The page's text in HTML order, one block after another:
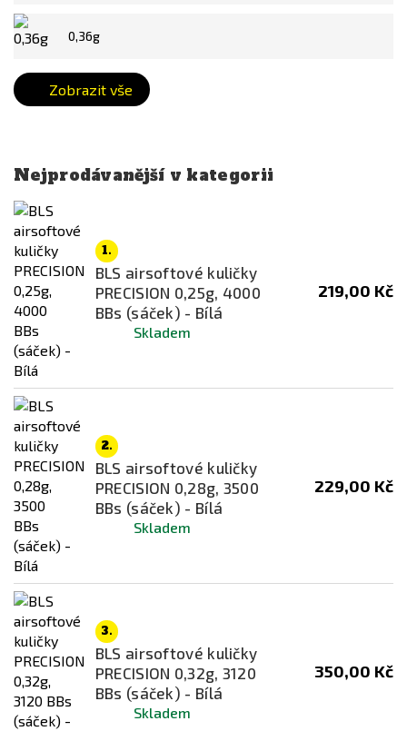
Zelená
Cena za 1 BB
0,36g
Zobrazit vše
Nejprodávanější v kategorii
1.
BLS airsoftové kuličky
PRECISION 0,25g, 4000
BBs (sáček) - Bílá
Skladem
219,00 Kč
2.
BLS airsoftové kuličky
PRECISION 0,28g, 3500
BBs (sáček) - Bílá
Skladem
229,00 Kč
3.
BLS airsoftové kuličky
PRECISION 0,32g, 3120
BBs (sáček) - Bílá
Skladem
350,00 Kč